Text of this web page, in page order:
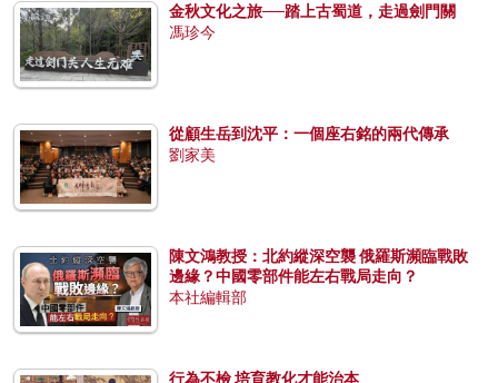
金秋文化之旅──踏上古蜀道，走過劍門關
馮珍今
從顧生岳到沈平：一個座右銘的兩代傳承
劉家美
陳文鴻教授：北約縱深空襲 俄羅斯瀕臨戰敗
邊緣？中國零部件能左右戰局走向？
本社編輯部
行為不檢 培育教化才能治本